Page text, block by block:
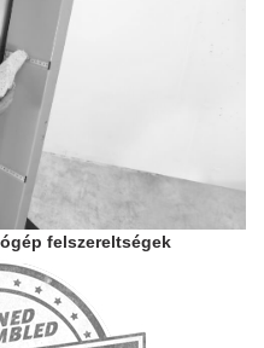
felszereltségek